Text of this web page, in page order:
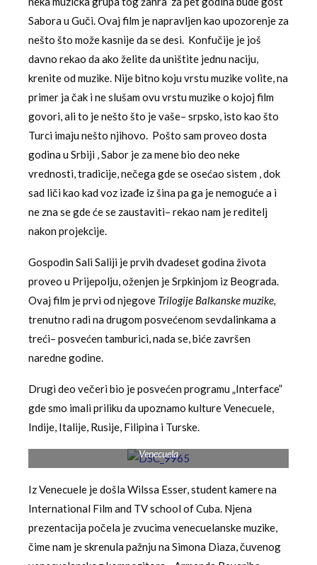
Sabora u Guči. Ovaj film je napravljen kao upozorenje za
nešto što može kasnije da se desi. Konfučije je još
davno rekao da ako želite da uništite jednu naciju,
krenite od muzike. Nije bitno koju vrstu muzike volite, na
primer ja čak i ne slušam ovu vrstu muzike o kojoj film
govori, ali to je nešto što je vaše– srpsko, isto kao što
Turci imaju nešto njihovo. Pošto sam proveo dosta
godina u Srbiji , Sabor je za mene bio deo neke
vrednosti, tradicije, nečega gde se osećao sistem , dok
sad liči kao kad voz izađe iz šina pa ga je nemoguće a i
ne zna se gde će se zaustaviti– rekao nam je reditelj
nakon projekcije.
Gospodin Sali Saliji je prvih dvadeset godina života
proveo u Prijepolju, oženjen je Srpkinjom iz Beograda.
Ovaj film je prvi od njegove Trilogije Balkanske muzike,
trenutno radi na drugom posvećenom sevdalinkama a
treći– posvećen tamburici, nada se, biće završen
naredne godine.
Drugi deo večeri bio je posvećen programu „Interface”
gde smo imali priliku da upoznamo kulture Venecuele,
Indije, Italije, Rusije, Filipina i Turske.
Venecuela
Iz Venecuele je došla Wilssa Esser, student kamere na
International Film and TV school of Cuba. Njena
prezentacija počela je zvucima venecuelanske muzike,
čime nam je skrenula pažnju na Simona Diaza, čuvenog